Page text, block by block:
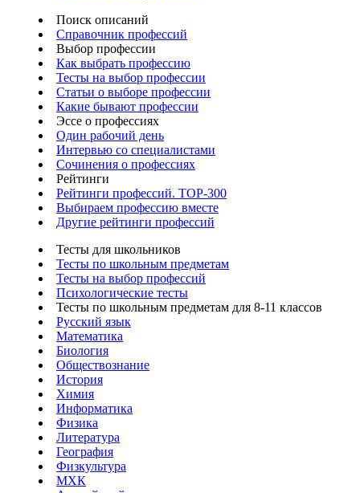
Поиск описаний
Справочник профессий
Выбор профессии
Как выбрать профессию
Тесты на выбор профессии
Статьи о выборе профессии
Какие бывают профессии
Эссе о профессиях
Один рабочий день
Интервью со специалистами
Сочинения о профессиях
Рейтинги
Рейтинги профессий. TOP-300
Выбираем профессию вместе
Другие рейтинги профессий
Тесты для школьников
Тесты по школьным предметам
Тесты на выбор профессий
Психологические тесты
Тесты по школьным предметам для 8-11 классов
Русский язык
Математика
Биология
Обществознание
История
Химия
Информатика
Физика
Литература
География
Физкультура
МХК